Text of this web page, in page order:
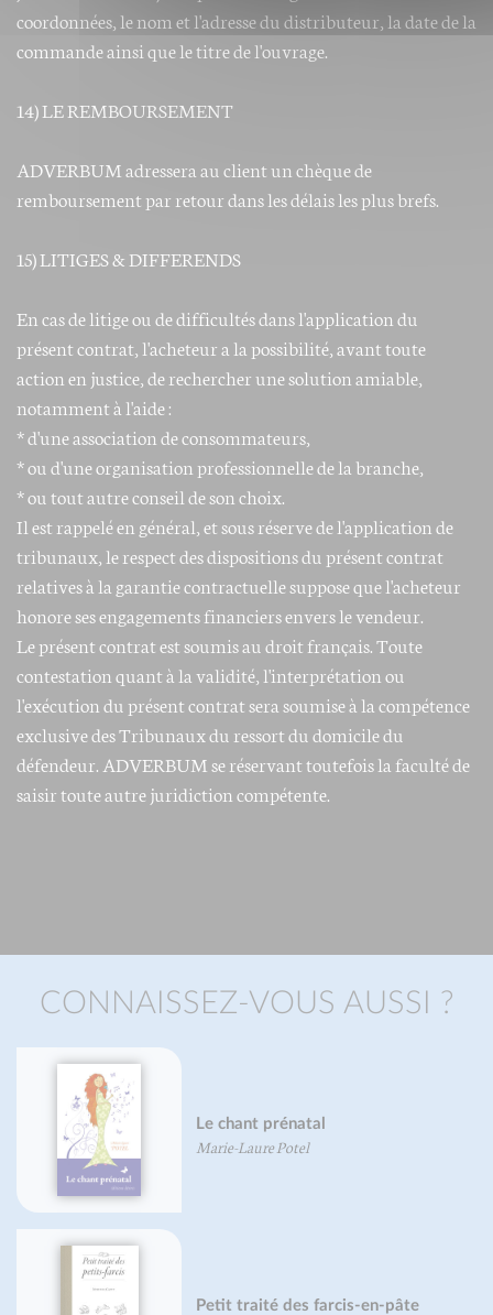
coordonnées, le nom et l'adresse du distributeur, la date de la
commande ainsi que le titre de l'ouvrage.
14) LE REMBOURSEMENT
ADVERBUM adressera au client un chèque de
remboursement par retour dans les délais les plus brefs.
15) LITIGES & DIFFERENDS
En cas de litige ou de difficultés dans l'application du
présent contrat, l'acheteur a la possibilité, avant toute
action en justice, de rechercher une solution amiable,
notamment à l'aide :
* d'une association de consommateurs,
* ou d'une organisation professionnelle de la branche,
* ou tout autre conseil de son choix.
Il est rappelé en général, et sous réserve de l'application de
tribunaux, le respect des dispositions du présent contrat
relatives à la garantie contractuelle suppose que l'acheteur
honore ses engagements financiers envers le vendeur.
Le présent contrat est soumis au droit français. Toute
contestation quant à la validité, l'interprétation ou
l'exécution du présent contrat sera soumise à la compétence
exclusive des Tribunaux du ressort du domicile du
défendeur. ADVERBUM se réservant toutefois la faculté de
saisir toute autre juridiction compétente.
CONNAISSEZ-VOUS AUSSI ?
Le chant prénatal
Marie-Laure Potel
Petit traité des farcis-en-pâte